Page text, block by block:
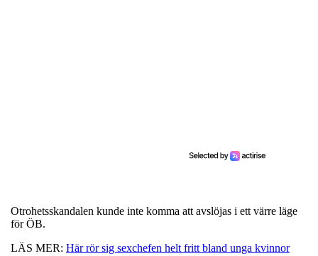
Otrohetsskandalen kunde inte komma att avslöjas i ett värre läge
för ÖB.
LÄS MER: Här rör sig sexchefen helt fritt bland unga kvinnor